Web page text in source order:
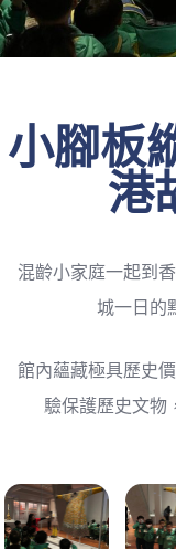
小腳板
港
混齡小家庭一起到
城一日的
館內蘊藏極具歷史
驗保護歷史文物